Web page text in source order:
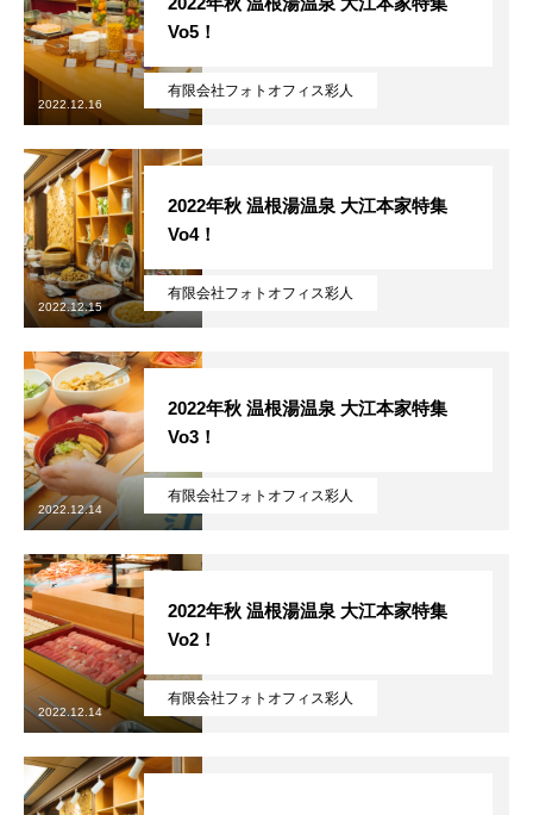
無料で登録したい企業様はこちら
メディア取材受付口はこちら
北海道最強のビジネス課題解決コミュニティ【北海道オ
有限会社フォトオフィス彩人
Vo5！
2022.12.16
有限会社フォトオフィス彩人
2022年秋 温根湯温泉 大江本家特集
Vo4！
2022.12.15
有限会社フォトオフィス彩人
2022年秋 温根湯温泉 大江本家特集
Vo3！
2022.12.14
有限会社フォトオフィス彩人
2022年秋 温根湯温泉 大江本家特集
Vo2！
2022.12.14